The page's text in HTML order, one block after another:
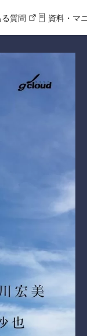
質問 資料・マ